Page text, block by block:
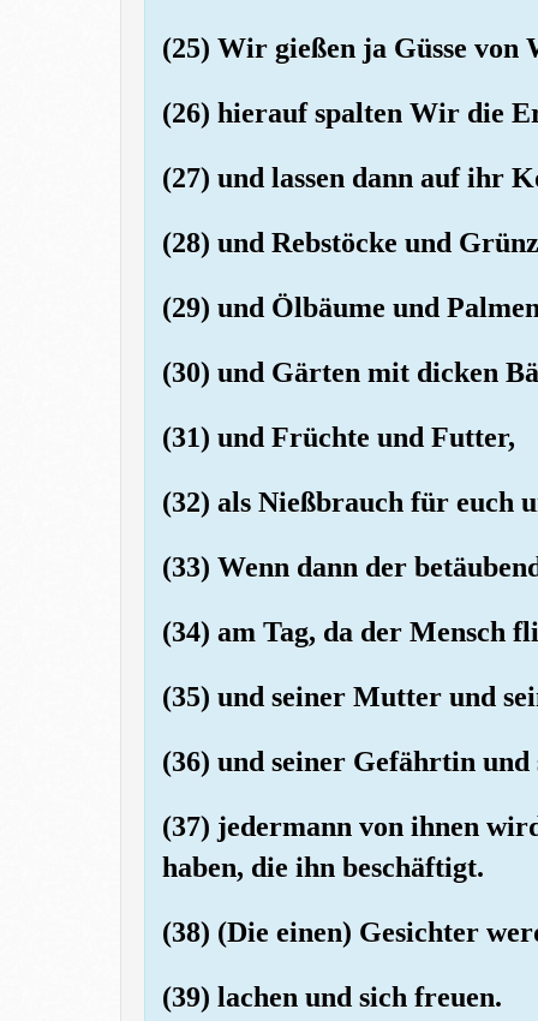
(25) Wir gießen ja Güsse von
(26) hierauf spalten Wir die
(27) und lassen dann auf ihr
(28) und Rebstöcke und
(29) und Ölbäume und
(30) und Gärten mit dicken
(31) und Früchte und Futter,
(32) als Nießbrauch für euch
(33) Wenn dann der
(34) am Tag, da der Mensch
(35) und seiner Mutter und
(36) und seiner Gefährtin und
(37) jedermann von ihnen
haben, die ihn beschäftigt.
(38) (Die einen) Gesichter
(39) lachen und sich freuen.